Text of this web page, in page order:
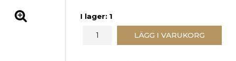
I lager: 1
LÄGG I VARUKORG